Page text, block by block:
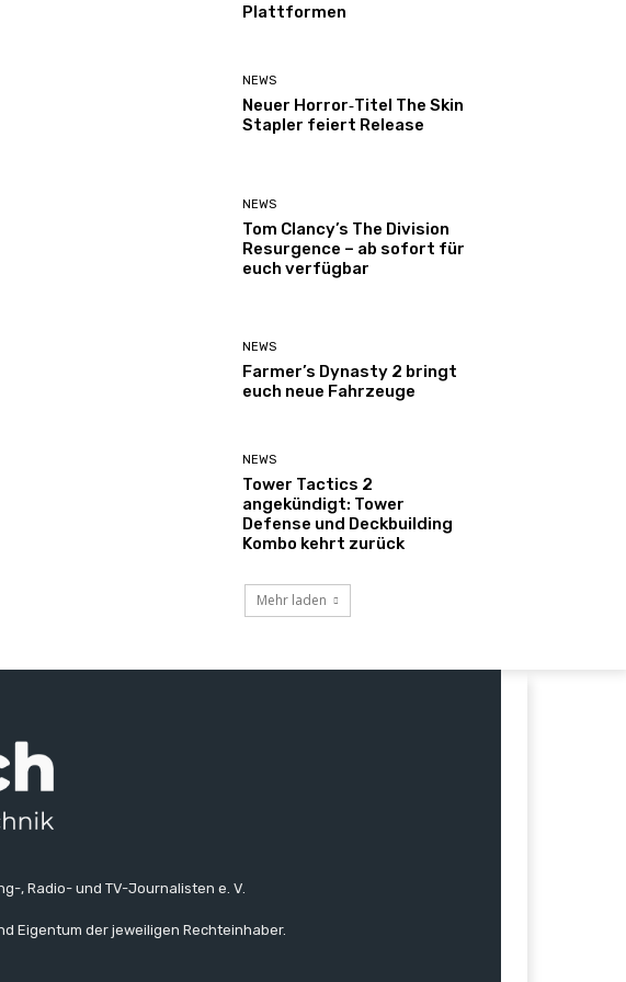
Plattformen
NEWS
Neuer Horror‑Titel The Skin
Stapler feiert Release
NEWS
Tom Clancy’s The Division
Resurgence – ab sofort für
euch verfügbar
NEWS
Farmer’s Dynasty 2 bringt
euch neue Fahrzeuge
NEWS
Tower Tactics 2
angekündigt: Tower
Defense und Deckbuilding
Kombo kehrt zurück
Mehr laden
, Radio- und TV-Journalisten e. V.
Eigentum der jeweiligen Rechteinhaber.